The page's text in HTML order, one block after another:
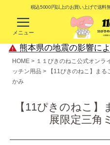
税込5000円以上のお買い上げで送料
メニュー
熊本県の地震の影響に
HOME １１ぴきのねこ公式オンラ
ッチン用品
【11ぴきのねこ】ま
かみ
【11ぴきのねこ
展限定三角